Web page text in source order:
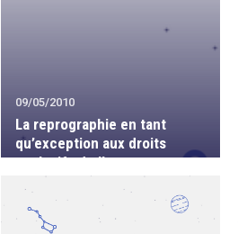
09/05/2010
La reprographie en tant
qu’exception aux droits
exclusifs de l’auteur